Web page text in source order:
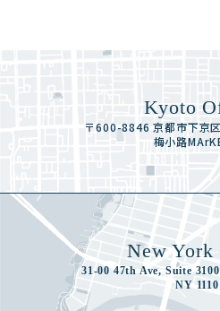
Kyoto
〒600-8846 京都市下京
梅小路
New York
31-00 47th Ave, Suite
NY